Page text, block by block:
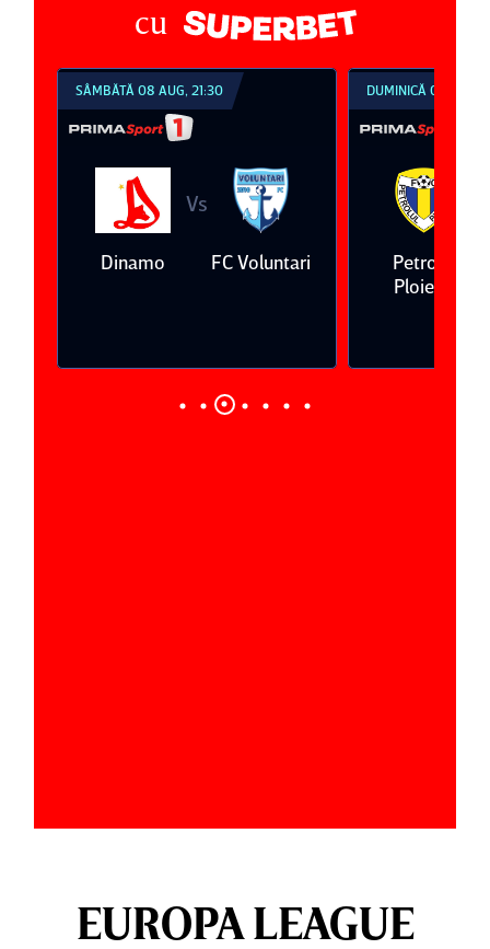
cu
SÂMBĂTĂ 08 AUG, 21:30
Dinamo
Vs
FC Voluntari
DUMINICĂ 09 AUG,
Petrolul
Ploieşti
EUROPA LEAGUE